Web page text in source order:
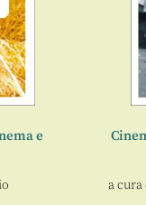
e
a cura